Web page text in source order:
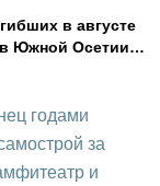
в августе
в Южной Осетии